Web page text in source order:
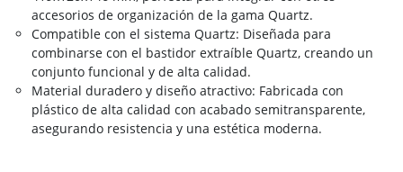
accesorios de organización de la gama Quartz.
Compatible con el sistema Quartz: Diseñada para
combinarse con el bastidor extraíble Quartz, creando un
conjunto funcional y de alta calidad.
Material duradero y diseño atractivo: Fabricada con
plástico de alta calidad con acabado semitransparente,
asegurando resistencia y una estética moderna.